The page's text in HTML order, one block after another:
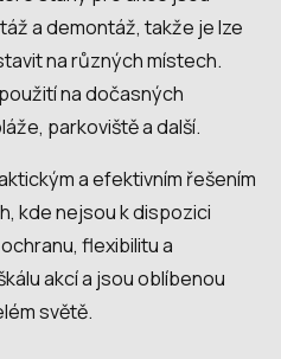
a demontáž, takže je lze
na různých místech.
na dočasných
parkoviště a další.
a efektivním řešením
kde nejsou k dispozici
flexibilitu a
akcí a jsou oblíbenou
světě.